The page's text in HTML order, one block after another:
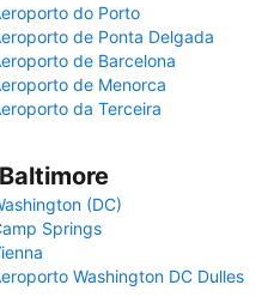
do Porto
de Ponta Delgada
de Barcelona
de Menorca
da Terceira
(DC)
Springs
Washington DC Dulles